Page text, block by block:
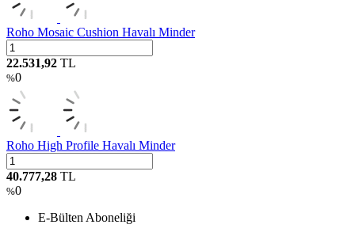
Roho Mosaic Cushion Havalı Minder
22.531,92 TL
%0
Roho High Profile Havalı Minder
40.777,28 TL
%0
E-Bülten Aboneliği